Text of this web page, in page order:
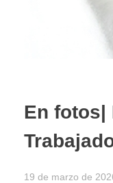
En fotos|
19 de marzo de